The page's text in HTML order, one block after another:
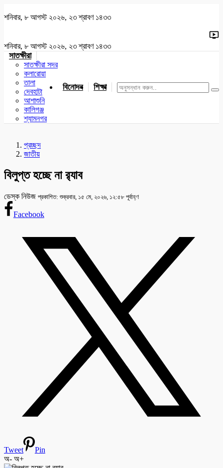
শনিবার, ৮ আগস্ট ২০২৬, ২৩ শ্রাবণ ১৪৩৩
শনিবার, ৮ আগস্ট ২০২৬, ২৩ শ্রাবণ ১৪৩৩
সাতক্ষীরা
সাতক্ষীরা সদর
কলারোয়া
তালা
দেবহাটা
আশাশুনি
কালিগঞ্জ
শ্যামনগর
বিনোদন শিক্ষা খেলাধুলা জাতীয় যশোর
প্রচ্ছদ
জাতীয়
বিলুপ্ত হচ্ছে না র‍্যাব
ডেস্ক নিউজ প্রকাশিত: শুক্রবার, ১৫ মে, ২০২৬, ১২:৫৮ পূর্বাহ্ণ
Facebook
Tweet
Pin
অ- অ+